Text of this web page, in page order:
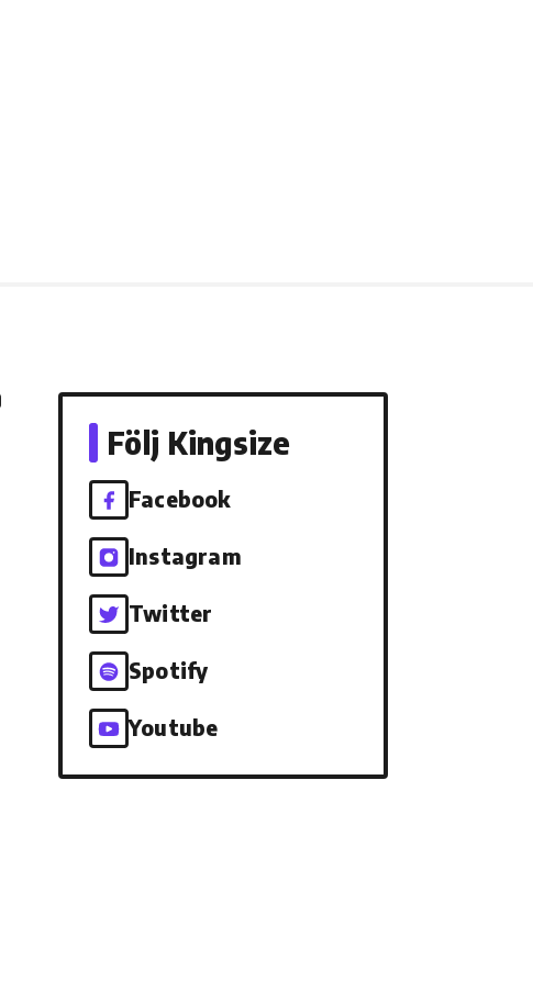
Följ Kingsize
Facebook
Instagram
Twitter
Spotify
Youtube